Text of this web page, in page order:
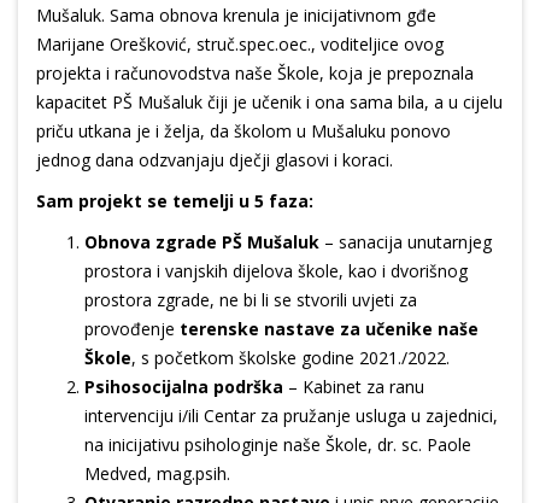
Mušaluk. Sama obnova krenula je inicijativnom gđe
Marijane Orešković, struč.spec.oec., voditeljice ovog
projekta i računovodstva naše Škole, koja je prepoznala
kapacitet PŠ Mušaluk čiji je učenik i ona sama bila, a u cijelu
priču utkana je i želja, da školom u Mušaluku ponovo
jednog dana odzvanjaju dječji glasovi i koraci.
Sam projekt se temelji u 5 faza:
Obnova zgrade PŠ Mušaluk – sanacija unutarnjeg
prostora i vanjskih dijelova škole, kao i dvorišnog
prostora zgrade, ne bi li se stvorili uvjeti za
provođenje terenske nastave za učenike naše
Škole, s početkom školske godine 2021./2022.
Psihosocijalna podrška – Kabinet za ranu
intervenciju i/ili Centar za pružanje usluga u zajednici,
na inicijativu psihologinje naše Škole, dr. sc. Paole
Medved, mag.psih.